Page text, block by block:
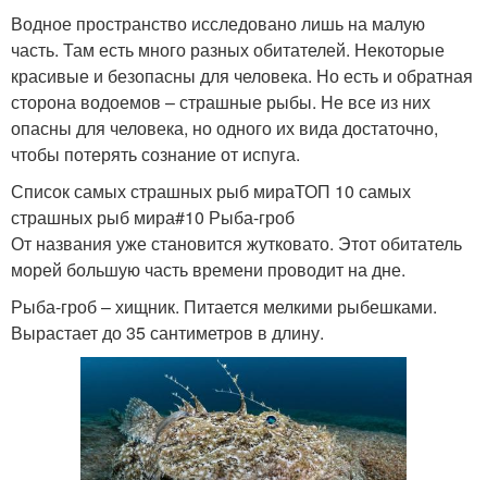
Водное пространство исследовано лишь на малую
часть. Там есть много разных обитателей. Некоторые
красивые и безопасны для человека. Но есть и обратная
сторона водоемов – страшные рыбы. Не все из них
опасны для человека, но одного их вида достаточно,
чтобы потерять сознание от испуга.
Список самых страшных рыб мираТОП 10 самых
страшных рыб мира#10 Рыба-гроб
От названия уже становится жутковато. Этот обитатель
морей большую часть времени проводит на дне.
Рыба-гроб – хищник. Питается мелкими рыбешками.
Вырастает до 35 сантиметров в длину.